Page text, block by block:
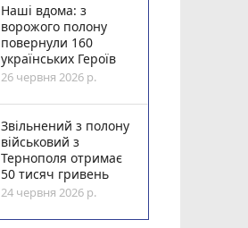
Наші вдома: з
ворожого полону
повернули 160
українських Героїв
26 червня 2026 р.
Звільнений з полону
військовий з
Тернополя отримає
50 тисяч гривень
24 червня 2026 р.